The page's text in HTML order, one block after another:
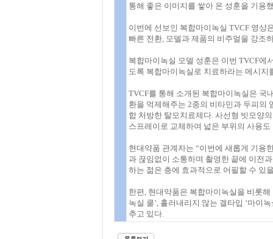
통해 좋은 이미지를 쌓아 온 성훈을 기용
이번에 선보인 복합마이녹실 TVCF 영상
빠른 전환, 모델과 제품의 비주얼을 강조
복합마이녹실 모델 성훈은 이번 TVCF에
도록 복합마이녹실로 치료하라는 메시지
TVCF를 통해 소개된 복합마이녹실은 국
환을 억제해주는 2종의 비타민과 두피의
합 처방한 탈모치료제다. 사선형 빗모양
스프레이로 교체하여 넓은 부위의 사용도
현대약품 관계자는 “이번에 새롭게 기용
과 끊임없이 소통하며 촬영한 끝에 이전
하는 젊은 층에 효과적으로 어필할 수 있
한편, 현대약품은 복합마이녹실을 비롯
녹실 쿨’, 흘러내리지 않는 겔타입 ‘마이
추고 있다.